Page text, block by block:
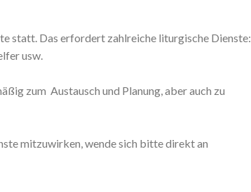
statt. Das erfordert zahlreiche liturgische Dienste:
usw.
zum Austausch und Planung, aber auch zu
mitzuwirken, wende sich bitte direkt an